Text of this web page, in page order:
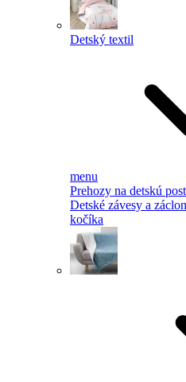
Detský textil
menu
Prehozy na detskú
Detské závesy a
kočíka